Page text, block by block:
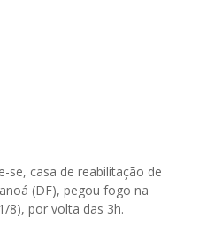
se, casa de reabilitação de
(DF), pegou fogo na
8), por volta das 3h.